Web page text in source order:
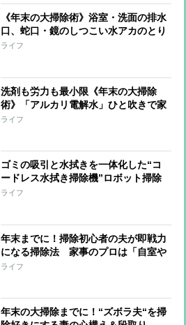
《年末の大掃除術》浴室・洗面の排水
口、蛇口・鏡のしつこい水アカのとり
方をプロがレクチャー「アルカリ性洗
ライフ
洗剤も労力も最小限《年末の大掃除
術》「アルカリ電解水」ひと吹きで家
中の油・皮脂汚れを一掃！その方法を
ライフ
ゴミの吸引と水拭きを一体化した“コ
ードレス水拭き掃除機”ロボット掃除
機メーカーが開発 固形物も液体も同
ライフ
年末までに！掃除初心者の夫が即戦力
になる掃除法 家事のプロは「自室や
リビングなど夫がいちばん長い維持感
ライフ
年末の大掃除までに！“ズボラ夫“を掃